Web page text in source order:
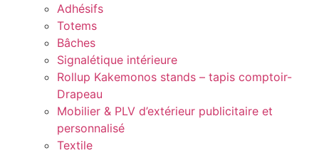
Adhésifs
Totems
Bâches
Signalétique intérieure
Rollup Kakemonos stands – tapis comptoir-
Drapeau
Mobilier & PLV d’extérieur publicitaire et
personnalisé
Textile